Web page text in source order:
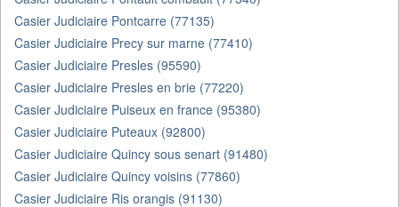
Casier Judiciaire Pontcarre (77135)
Casier Judiciaire Precy sur marne (77410)
Casier Judiciaire Presles (95590)
Casier Judiciaire Presles en brie (77220)
Casier Judiciaire Puiseux en france (95380)
Casier Judiciaire Puteaux (92800)
Casier Judiciaire Quincy sous senart (91480)
Casier Judiciaire Quincy voisins (77860)
Casier Judiciaire Ris orangis (91130)